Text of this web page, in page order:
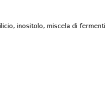
inositolo, miscela di